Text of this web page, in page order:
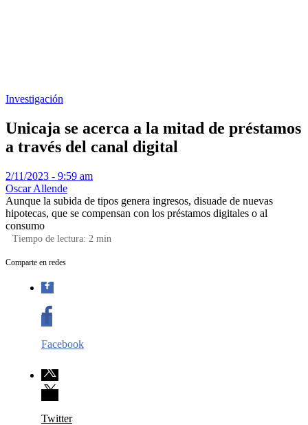
Investigación
Unicaja se acerca a la mitad de préstamos
a través del canal digital
2/11/2023 - 9:59 am
Oscar Allende
Aunque la subida de tipos genera ingresos, disuade de nuevas
hipotecas, que se compensan con los préstamos digitales o al
consumo
Tiempo de lectura: 2 min
Comparte en redes
Facebook
Twitter